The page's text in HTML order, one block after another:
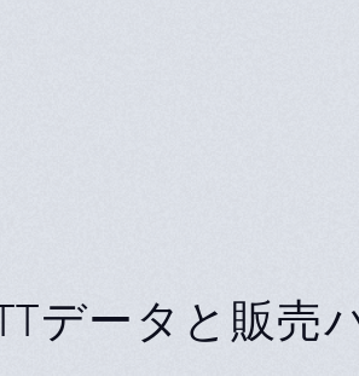
データと販売